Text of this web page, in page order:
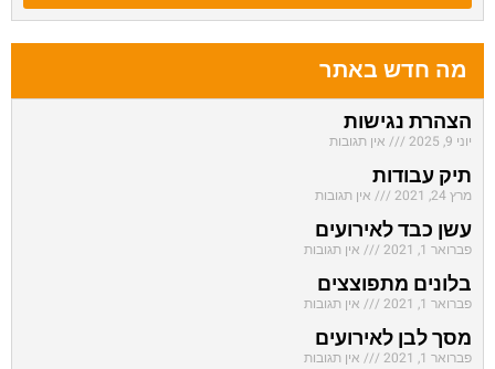
מה חדש באתר
הצהרת נגישות
יוני 9, 2025 אין תגובות
תיק עבודות
מרץ 24, 2021 אין תגובות
עשן כבד לאירועים
פברואר 1, 2021 אין תגובות
בלונים מתפוצצים
פברואר 1, 2021 אין תגובות
מסך לבן לאירועים
פברואר 1, 2021 אין תגובות